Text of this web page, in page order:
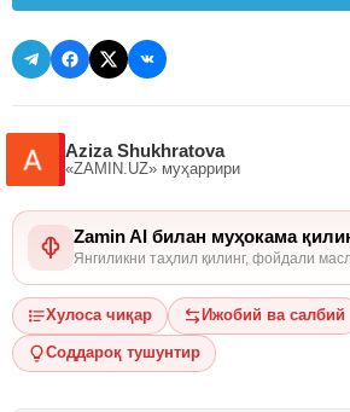
Aziza Shukhratova
«ZAMIN.UZ» муҳаррири
Zamin AI билан муҳокама
Янгиликни таҳлил қилинг, фойдали
Хулоса чиқар Ижобий ва салбий
Соддароқ тушунтир